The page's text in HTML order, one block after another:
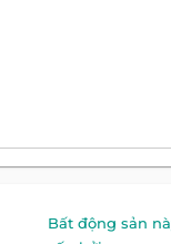
Bất động sản